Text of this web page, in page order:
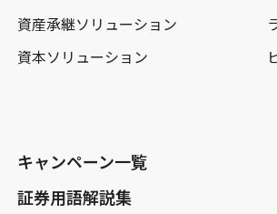
資産承継ソリューション
資本ソリューション
キャンペーン一覧
証券用語解説集